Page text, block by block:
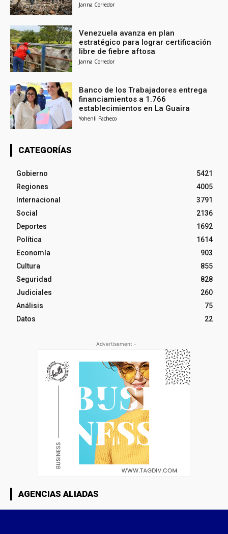
Janna Corredor
Venezuela avanza en plan
estratégico para lograr certificación
libre de fiebre aftosa
Janna Corredor
Banco de los Trabajadores entrega
financiamientos a 1.766
establecimientos en La Guaira
Yohenli Pacheco
CATEGORÍAS
Gobierno
5421
Regiones
4005
Internacional
3791
Social
2136
Deportes
1692
Política
1614
Economía
903
Cultura
855
Seguridad
828
Judiciales
260
Análisis
75
Datos
22
- Advertisement -
AGENCIAS ALIADAS